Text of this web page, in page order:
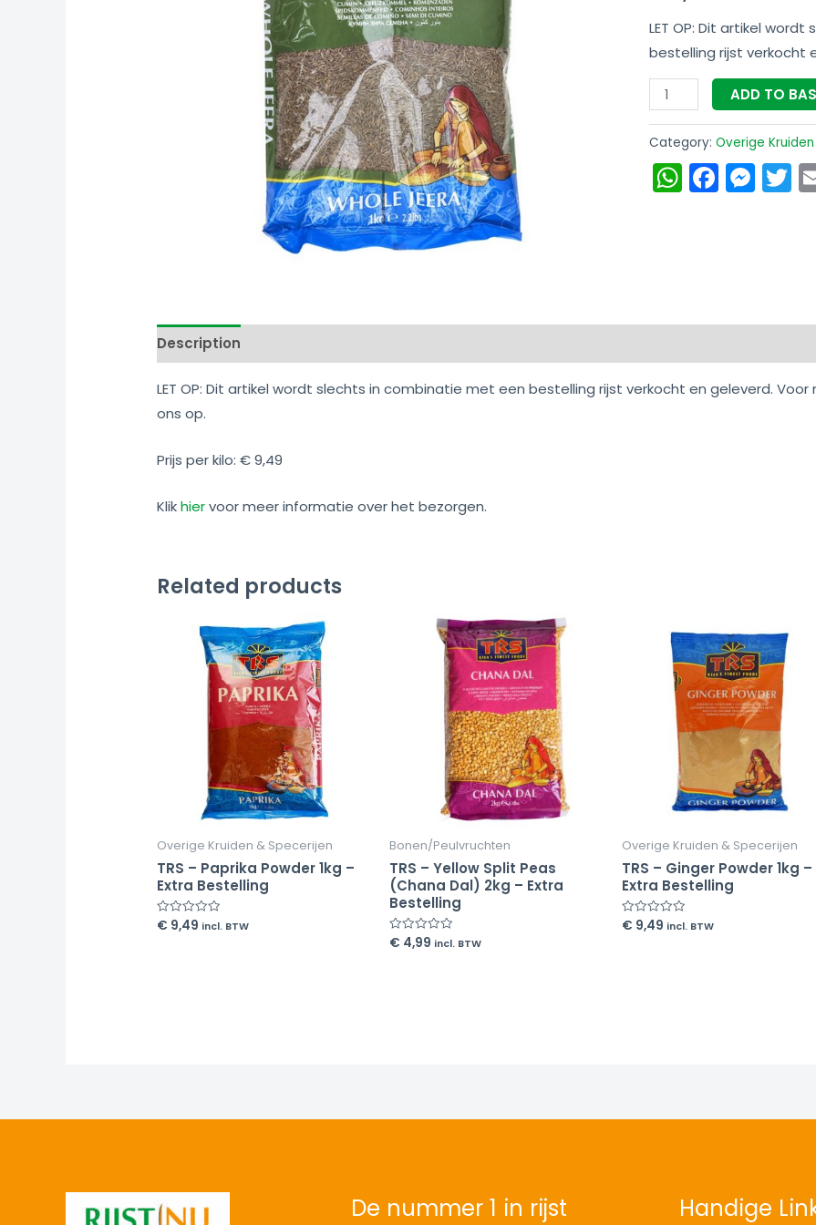
LET OP: Dit artikel
bestelling rijst verkocht
quantity
ADD TO
Category: Overige
Description
LET OP: Dit artikel wordt slechts in combinatie met een bestelling rijst verkocht en geleverd.
ons op.
Prijs per kilo: € 9,49
Klikhiervoor meer informatie over het bezorgen.
Related products
Overige Kruiden & Specerijen
TRS – Paprika Powder 1kg –
Extra Bestelling
Rated
€ 9,49 incl. BTW
Bonen/Peulvruchten
TRS – Yellow Split Peas
(Chana Dal) 2kg – Extra
Bestelling
Rated
€ 4,99 incl. BTW
Overige Kruiden & Specerijen
TRS – Ginger Powder 1kg –
Extra Bestelling
Rated
€ 9,49 incl. BTW
De nummer 1 in rijst Handige